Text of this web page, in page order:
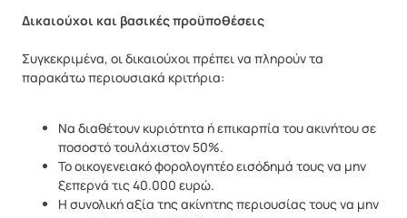
Δικαιούχοι και βασικές προϋποθέσεις
Συγκεκριμένα, οι δικαιούχοι πρέπει να πληρούν τα
παρακάτω περιουσιακά κριτήρια:
Να διαθέτουν κυριότητα ή επικαρπία του ακινήτου σε
ποσοστό τουλάχιστον 50%.
Το οικογενειακό φορολογητέο εισόδημά τους να μην
ξεπερνά τις 40.000 ευρώ.
Η συνολική αξία της ακίνητης περιουσίας τους να μην